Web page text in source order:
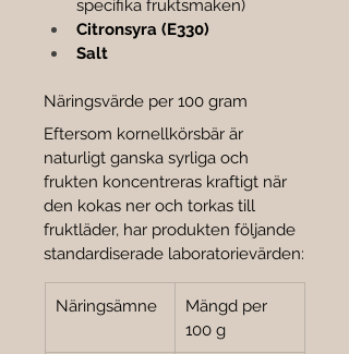
specifika fruktsmaken)
Citronsyra (E330)
Salt
Näringsvärde per 100 gram
Eftersom kornellkörsbär är
naturligt ganska syrliga och
frukten koncentreras kraftigt när
den kokas ner och torkas till
fruktläder, har produkten följande
standardiserade laboratorievärden:
Näringsämne
Mängd per
100 g